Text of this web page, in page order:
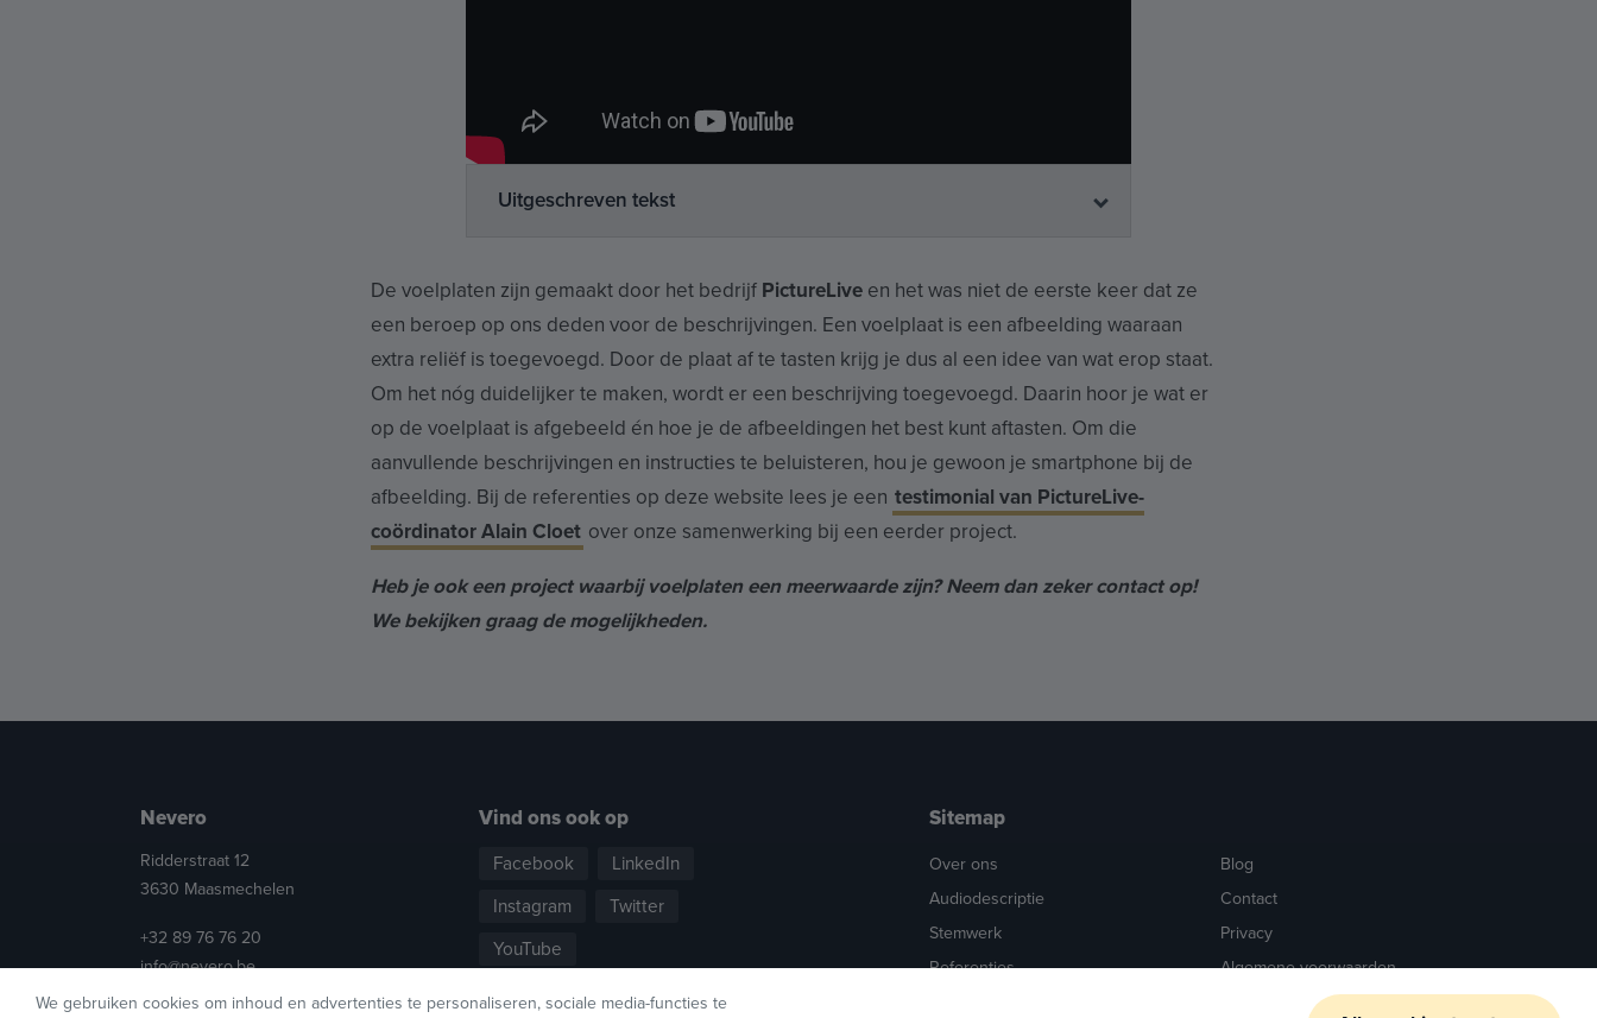
Uitgeschreven tekst
De voelplaten zijn gemaakt door het bedrijf PictureLive en het was niet de eerste keer dat ze
een beroep op ons deden voor de beschrijvingen. Een voelplaat is een afbeelding waaraan
extra reliëf is toegevoegd. Door de plaat af te tasten krijg je dus al een idee van wat erop staat.
Om het nóg duidelijker te maken, wordt er een beschrijving toegevoegd. Daarin hoor je wat er
op de voelplaat is afgebeeld én hoe je de afbeeldingen het best kunt aftasten. Om die
aanvullende beschrijvingen en instructies te beluisteren, hou je gewoon je smartphone bij de
afbeelding. Bij de referenties op deze website lees je een testimonial van PictureLive-
coördinator Alain Cloet over onze samenwerking bij een eerder project.
Heb je ook een project waarbij voelplaten een meerwaarde zijn? Neem dan zeker contact op!
We bekijken graag de mogelijkheden.
We gebruiken cookies om inhoud en advertenties te personaliseren, sociale media-functies te
Nevero
Ridderstraat 12
3630 Maasmechelen
+32 89 76 76 20
info@nevero.be
Vind ons ook op
Facebook
LinkedIn
Instagram
Twitter
YouTube
Sitemap
Over ons
Audiodescriptie
Stemwerk
Referenties
Blog
Contact
Privacy
Algemene voorwaarden